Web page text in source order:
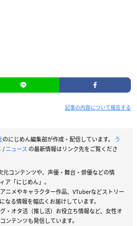
記事の内容について報告する
のにじめん編集部が作成・配信しています。
う
/ニュース の最新情報はリンク先をご覧くださ
元コンテンツや、声優・舞台・俳優などの情
ア「にじめん」。
ニメやキャラクター作品、VTuberなどストリー
なる情報を幅広くお届けしています。
・オタ活（推し活）お役立ち情報など、女性オ
ンテンツも発信しています。